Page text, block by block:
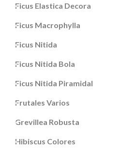
Ficus Elastica Decora
Ficus Macrophylla
Ficus Nitida
Ficus Nitida Bola
Ficus Nitida Piramidal
Frutales Varios
Grevillea Robusta
Hibiscus Colores